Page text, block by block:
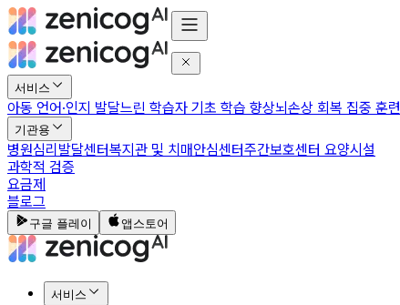
서비스
아동 언어·인지 발달느린 학습자 기초 학습 향상뇌손상 회복 집중 훈련
기관용
병원심리발달센터복지관 및 치매안심센터주간보호센터 요양시설
과학적 검증
요금제
블로그
구글 플레이 앱스토어
서비스